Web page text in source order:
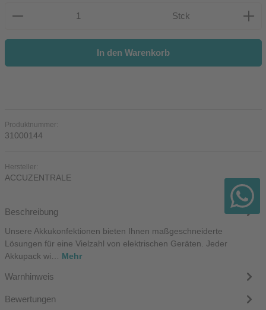
Produkt Anzahl: Gib den gewünschten Wert ein oder
Stck
In den Warenkorb
Produktnummer:
31000144
Hersteller:
ACCUZENTRALE
Beschreibung
Unsere Akkukonfektionen bieten Ihnen maßgeschneiderte
Lösungen für eine Vielzahl von elektrischen Geräten. Jeder
Akkupack wi… Mehr
Warnhinweis
Bewertungen